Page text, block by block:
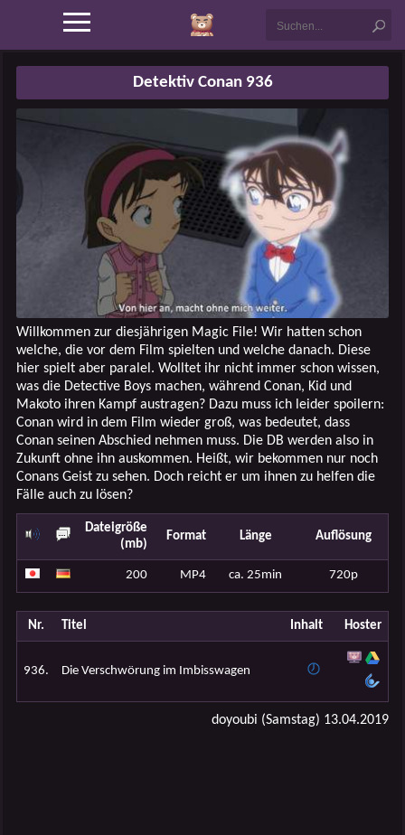
Detektiv Conan 936
Willkommen zur diesjährigen Magic File! Wir hatten schon
welche, die vor dem Film spielten und welche danach. Diese
hier spielt aber paralel. Wolltet ihr nicht immer schon wissen,
was die Detective Boys machen, während Conan, Kid und
Makoto ihren Kampf austragen? Dazu muss ich leider spoilern:
Conan wird in dem Film wieder groß, was bedeutet, dass
Conan seinen Abschied nehmen muss. Die DB werden also in
Zukunft ohne ihn auskommen. Heißt, wir bekommen nur noch
Conans Geist zu sehen. Doch reicht er um ihnen zu helfen die
Fälle auch zu lösen?
Dateigröße
(mb)
Format Länge Auflösung
200 MP4 ca. 25min 720p
Nr. Titel Inhalt Hoster
936. Die Verschwörung im Imbisswagen
doyoubi (Samstag) 13.04.2019